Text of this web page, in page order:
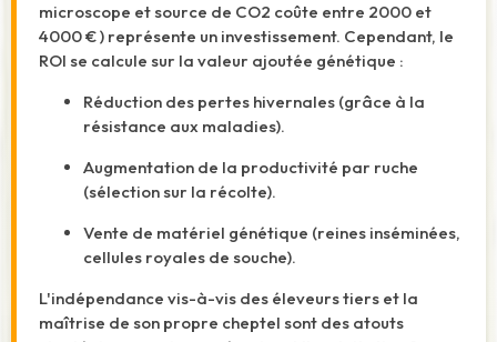
microscope et source de CO2 coûte entre 2000 et
4000 €) représente un investissement. Cependant, le
ROI se calcule sur la valeur ajoutée génétique :
Réduction des pertes hivernales (grâce à la
résistance aux maladies).
Augmentation de la productivité par ruche
(sélection sur la récolte).
Vente de matériel génétique (reines inséminées,
cellules royales de souche).
L'indépendance vis-à-vis des éleveurs tiers et la
maîtrise de son propre cheptel sont des atouts